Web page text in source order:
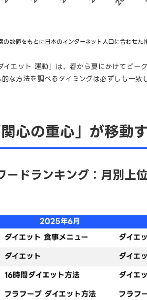
数値をもとに日本のインターネット人口に合わせた
エット 運動」は、春から夏にかけてピー
な方法を調べるタイミングは必ずしも一致
心の重心」が移動
ードランキング：月別上